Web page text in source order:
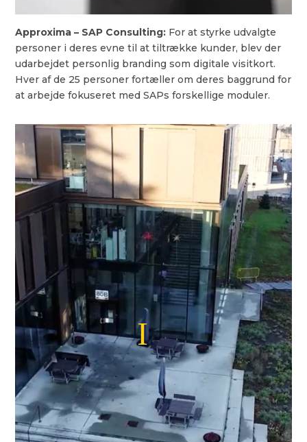
Approxima – SAP Consulting: For at styrke udvalgte
personer i deres evne til at tiltrække kunder, blev der
udarbejdet personlig branding som digitale visitkort.
Hver af de 25 personer fortæller om deres baggrund for
at arbejde fokuseret med SAPs forskellige moduler.